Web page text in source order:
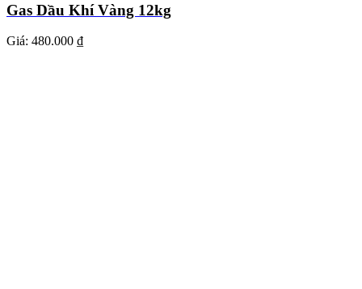
Gas Dầu Khí Vàng 12kg
Giá: 480.000 ₫